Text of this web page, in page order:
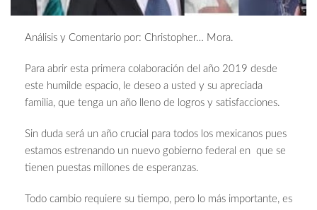
Análisis y Comentario por: Christopher… Mora.
Para abrir esta primera colaboración del año 2019 desde
este humilde espacio, le deseo a usted y su apreciada
familia, que tenga un año lleno de logros y satisfacciones.
Sin duda será un año crucial para todos los mexicanos pues
estamos estrenando un nuevo gobierno federal en que se
tienen puestas millones de esperanzas.
Todo cambio requiere su tiempo, pero lo más importante, es